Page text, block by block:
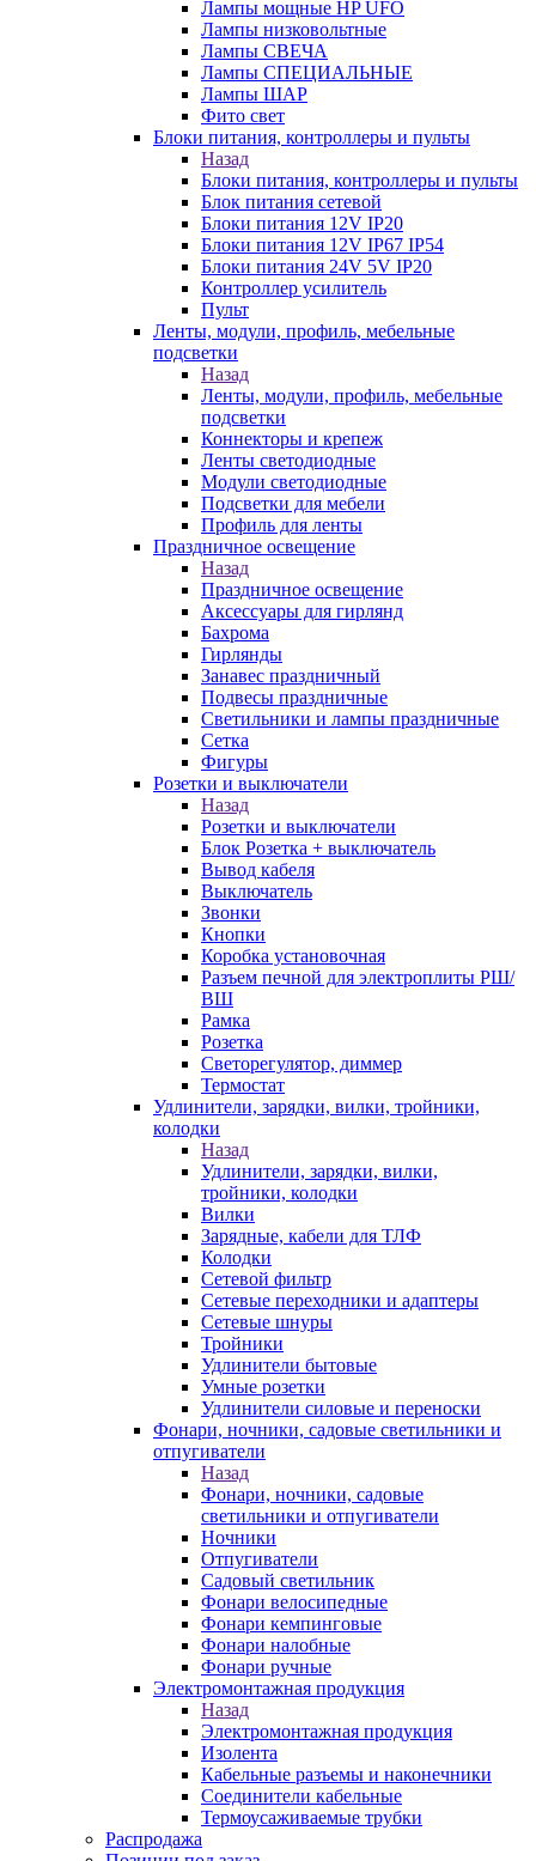
Лампы мощные HP UFO
Лампы низковольтные
Лампы СВЕЧА
Лампы СПЕЦИАЛЬНЫЕ
Лампы ШАР
Фито свет
Блоки питания, контроллеры и пульты
Назад
Блоки питания, контроллеры и пульты
Блок питания сетевой
Блоки питания 12V IP20
Блоки питания 12V IP67 IP54
Блоки питания 24V 5V IP20
Контроллер усилитель
Пульт
Ленты, модули, профиль, мебельные
подсветки
Назад
Ленты, модули, профиль, мебельные
подсветки
Коннекторы и крепеж
Ленты светодиодные
Модули светодиодные
Подсветки для мебели
Профиль для ленты
Праздничное освещение
Назад
Праздничное освещение
Аксессуары для гирлянд
Бахрома
Гирлянды
Занавес праздничный
Подвесы праздничные
Светильники и лампы праздничные
Сетка
Фигуры
Розетки и выключатели
Назад
Розетки и выключатели
Блок Розетка + выключатель
Вывод кабеля
Выключатель
Звонки
Кнопки
Коробка установочная
Разъем печной для электроплиты РШ/
ВШ
Рамка
Розетка
Светорегулятор, диммер
Термостат
Удлинители, зарядки, вилки, тройники,
колодки
Назад
Удлинители, зарядки, вилки,
тройники, колодки
Вилки
Зарядные, кабели для ТЛФ
Колодки
Сетевой фильтр
Сетевые переходники и адаптеры
Сетевые шнуры
Тройники
Удлинители бытовые
Умные розетки
Удлинители силовые и переноски
Фонари, ночники, садовые светильники и
отпугиватели
Назад
Фонари, ночники, садовые
светильники и отпугиватели
Ночники
Отпугиватели
Садовый светильник
Фонари велосипедные
Фонари кемпинговые
Фонари налобные
Фонари ручные
Электромонтажная продукция
Назад
Электромонтажная продукция
Изолента
Кабельные разъемы и наконечники
Соединители кабельные
Термоусаживаемые трубки
Распродажа